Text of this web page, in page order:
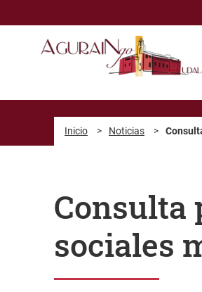
Inicio > Noticias >
Consulta
sociales